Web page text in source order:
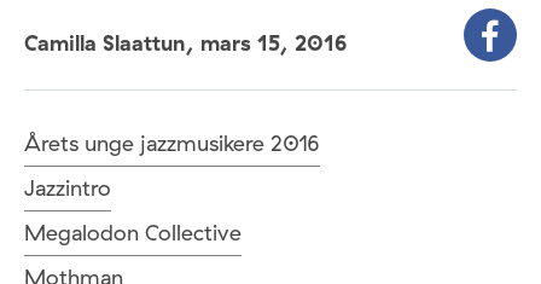
Camilla Slaattun, mars 15, 2016
Årets unge jazzmusikere 2016
Jazzintro
Megalodon Collective
Mothman